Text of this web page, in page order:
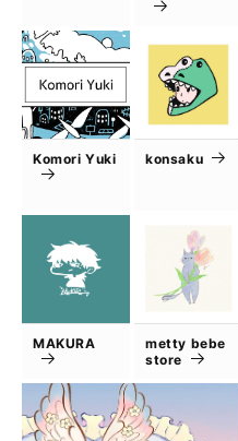
Komori Yuki konsaku
MAKURA
metty bebe
store